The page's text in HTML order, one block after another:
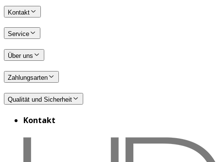
Kontakt
Service
Über uns
Zahlungsarten
Qualität und Sicherheit
Kontakt